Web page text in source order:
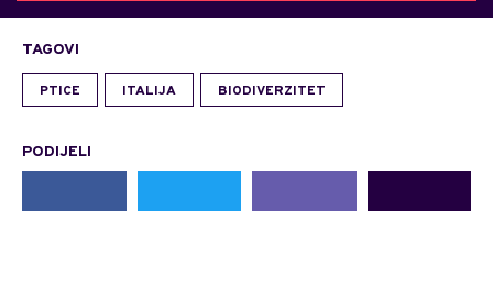
TAGOVI
PTICE ITALIJA BIODIVERZITET
PODIJELI